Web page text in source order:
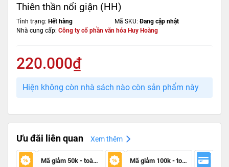
Thiên thần nổi giận (HH)
Tình trạng: Hết hàng Mã SKU:Đang cập nhật
Nhà cung cấp: Công ty cổ phần văn hóa Huy Hoàng
220.000₫
Hiện không còn nhà sách nào còn sản phẩm này
Ưu đãi liên quan Xem thêm
Mã giảm 50k - toàn sàn Mã giảm 100k - toàn sàn